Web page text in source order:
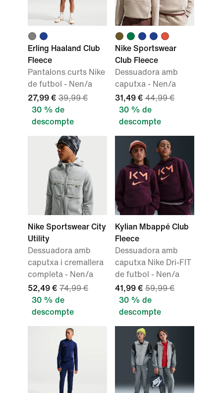
Erling Haaland Club
Fleece
Pantalons curts Nike
de futbol - Nen/a
27,99 € 39,99 €
30 % de
descompte
Nike Sportswear
Club Fleece
Dessuadora amb
caputxa - Nen/a
31,49 € 44,99 €
30 % de
descompte
Nike Sportswear City
Utility
Dessuadora amb
caputxa i cremallera
completa - Nen/a
52,49 € 74,99 €
30 % de
descompte
Kylian Mbappé Club
Fleece
Dessuadora amb
caputxa Nike Dri-FIT
de futbol - Nen/a
41,99 € 59,99 €
30 % de
descompte